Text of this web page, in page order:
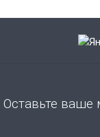
Оставьте ваше